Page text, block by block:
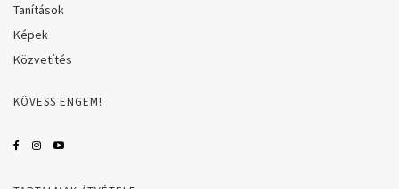
Tanítások
Képek
Közvetítés
KÖVESS ENGEM!